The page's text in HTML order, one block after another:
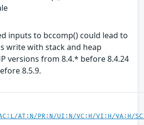
inputs to bccomp() could lead to
write with stack and heap
versions from 8.4.* before 8.4.24
8.5.9.
AT:N/PR:N/UI:N/VC:H/VI:H/VA:H/